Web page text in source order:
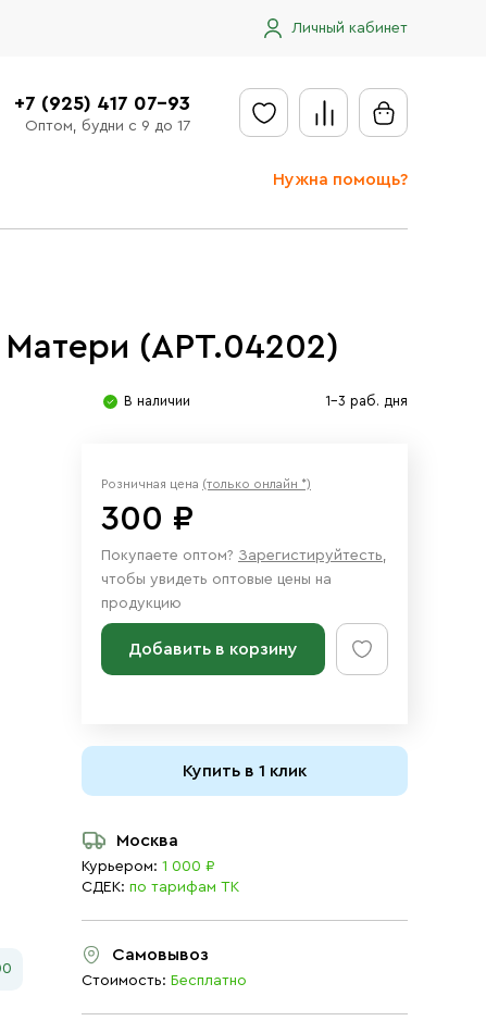
Личный кабинет
+7 (925) 417 07-93
Оптом, будни с 9 до 17
Нужна помощь?
Отправить заявку
Оплата
Сообщить об ошибке
(АРТ.04202)
В наличии 1-3 раб. дня
Розничная цена (только онлайн *)
300 ₽
Покупаете оптом? Зарегистируйтесть,
чтобы увидеть оптовые цены на
продукцию
Добавить в корзину
Купить в 1 клик
Москва
Курьером: 1 000 ₽
СДЕК: по тарифам ТК
Самовывоз
Стоимость: Бесплатно